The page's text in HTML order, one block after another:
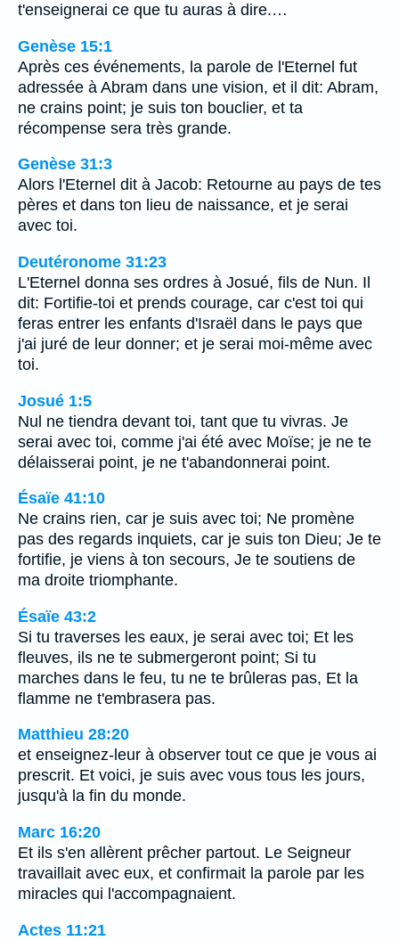
t'enseignerai ce que tu auras à dire.…
Genèse 15:1
Après ces événements, la parole de l'Eternel fut
adressée à Abram dans une vision, et il dit: Abram,
ne crains point; je suis ton bouclier, et ta
récompense sera très grande.
Genèse 31:3
Alors l'Eternel dit à Jacob: Retourne au pays de tes
pères et dans ton lieu de naissance, et je serai
avec toi.
Deutéronome 31:23
L'Eternel donna ses ordres à Josué, fils de Nun. Il
dit: Fortifie-toi et prends courage, car c'est toi qui
feras entrer les enfants d'Israël dans le pays que
j'ai juré de leur donner; et je serai moi-même avec
toi.
Josué 1:5
Nul ne tiendra devant toi, tant que tu vivras. Je
serai avec toi, comme j'ai été avec Moïse; je ne te
délaisserai point, je ne t'abandonnerai point.
Ésaïe 41:10
Ne crains rien, car je suis avec toi; Ne promène
pas des regards inquiets, car je suis ton Dieu; Je te
fortifie, je viens à ton secours, Je te soutiens de
ma droite triomphante.
Ésaïe 43:2
Si tu traverses les eaux, je serai avec toi; Et les
fleuves, ils ne te submergeront point; Si tu
marches dans le feu, tu ne te brûleras pas, Et la
flamme ne t'embrasera pas.
Matthieu 28:20
et enseignez-leur à observer tout ce que je vous ai
prescrit. Et voici, je suis avec vous tous les jours,
jusqu'à la fin du monde.
Marc 16:20
Et ils s'en allèrent prêcher partout. Le Seigneur
travaillait avec eux, et confirmait la parole par les
miracles qui l'accompagnaient.
Actes 11:21